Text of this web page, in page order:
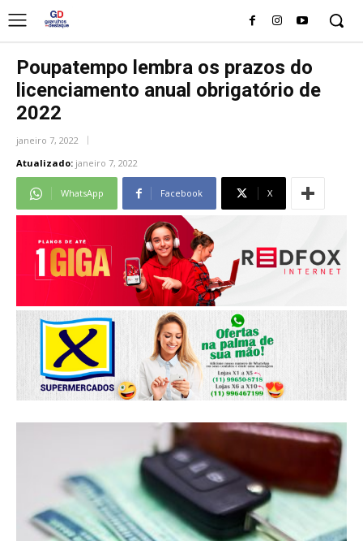
Poupatempo lembra os prazos do
licenciamento anual obrigatório de
2022
janeiro 7, 2022
Atualizado: janeiro 7, 2022
WhatsApp Facebook X